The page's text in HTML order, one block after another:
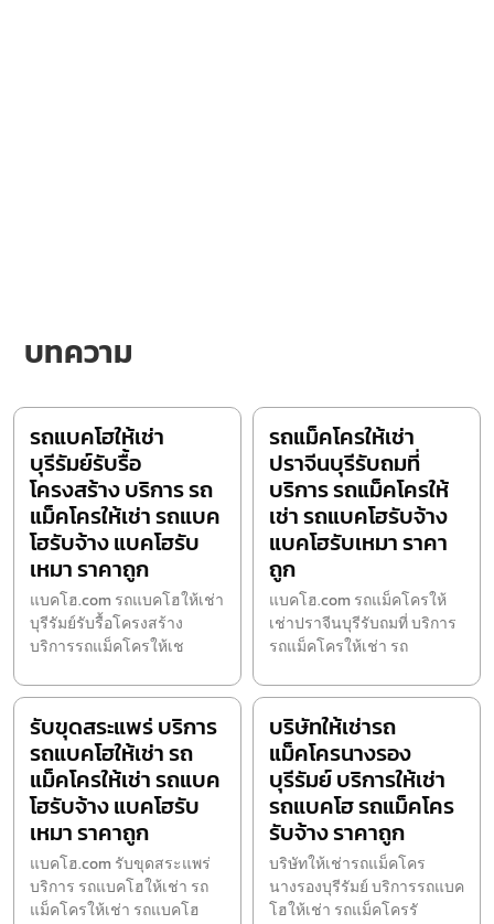
บทความ
รถแบคโฮให้เช่า
บุรีรัมย์รับรื้อ
โครงสร้าง บริการ รถ
แม็คโครให้เช่า รถแบค
โฮรับจ้าง แบคโฮรับ
เหมา ราคาถูก
แบคโฮ.com รถแบคโฮให้เช่า
บุรีรัมย์รับรื้อโครงสร้าง
บริการรถแม็คโครให้เช
รถแม็คโครให้เช่า
ปราจีนบุรีรับถมที่
บริการ รถแม็คโครให้
เช่า รถแบคโฮรับจ้าง
แบคโฮรับเหมา ราคา
ถูก
แบคโฮ.com รถแม็คโครให้
เช่าปราจีนบุรีรับถมที่ บริการ
รถแม็คโครให้เช่า รถ
รับขุดสระแพร่ บริการ
รถแบคโฮให้เช่า รถ
แม็คโครให้เช่า รถแบค
โฮรับจ้าง แบคโฮรับ
เหมา ราคาถูก
แบคโฮ.com รับขุดสระแพร่
บริการ รถแบคโฮให้เช่า รถ
แม็คโครให้เช่า รถแบคโฮ
บริษัทให้เช่ารถ
แม็คโครนางรอง
บุรีรัมย์ บริการให้เช่า
รถแบคโฮ รถแม็คโคร
รับจ้าง ราคาถูก
บริษัทให้เช่ารถแม็คโคร
นางรองบุรีรัมย์ บริการรถแบค
โฮให้เช่า รถแม็คโครรั